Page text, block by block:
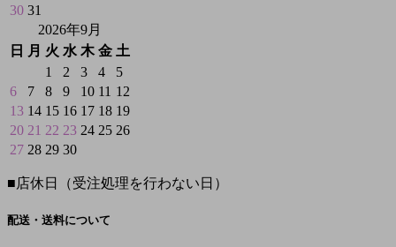
30 31
2026年9月
日
月 火 水 木 金 土
1
2 3 4
5
6
7 8 9 10 11 12
13 14 15 16 17 18 19
20 21 22 23 24 25 26
27 28 29 30
■店休日（受注処理を行わない日）
配送・送料について